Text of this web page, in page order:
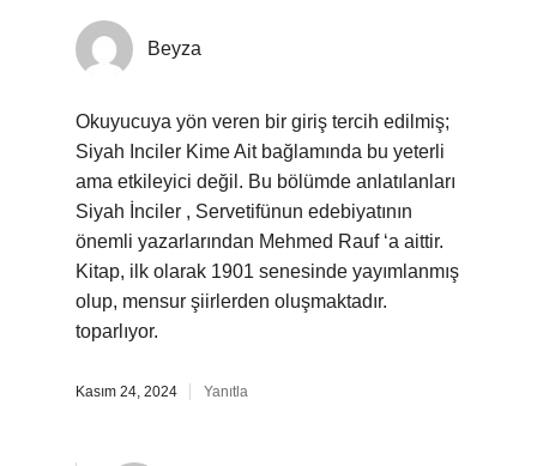
Beyza
Okuyucuya yön veren bir giriş tercih edilmiş;
Siyah Inciler Kime Ait bağlamında bu yeterli
ama etkileyici değil. Bu bölümde anlatılanları
Siyah İnciler , Servetifünun edebiyatının
önemli yazarlarından Mehmed Rauf ‘a aittir.
Kitap, ilk olarak 1901 senesinde yayımlanmış
olup, mensur şiirlerden oluşmaktadır.
toparlıyor.
Kasım 24, 2024 Yanıtla